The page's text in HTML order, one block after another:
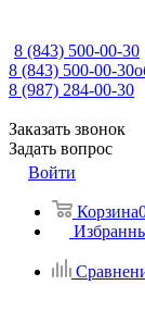
8 (843) 500-00-30
8 (843) 500-00-30
8 (987) 284-00-30
Заказать звонок
Задать вопрос
Войти
Корзина